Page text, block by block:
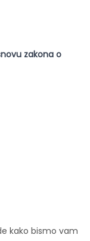
zakona o
kako bismo vam